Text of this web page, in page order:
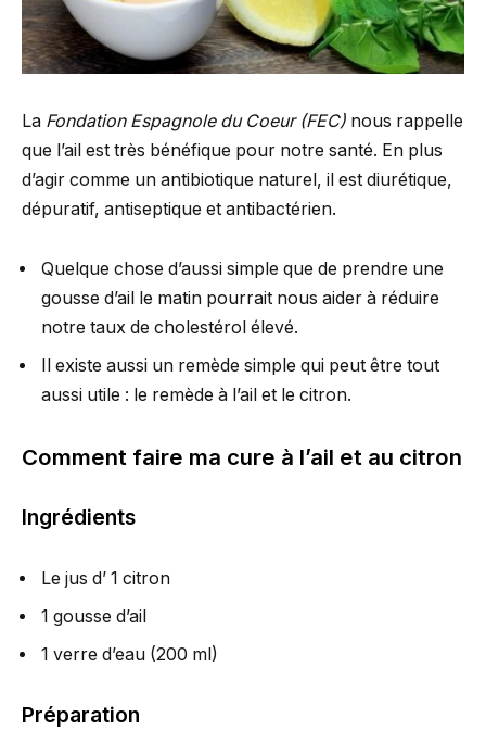
La Fondation Espagnole du Coeur (FEC) nous rappelle
que l’ail est très bénéfique pour notre santé. En plus
d’agir comme un antibiotique naturel, il est diurétique,
dépuratif, antiseptique et antibactérien.
Quelque chose d’aussi simple que de prendre une
gousse d’ail le matin pourrait nous aider à réduire
notre taux de cholestérol élevé.
Il existe aussi un remède simple qui peut être tout
aussi utile : le remède à l’ail et le citron.
Comment faire ma cure à l’ail et au citron
Ingrédients
Le jus d’ 1 citron
1 gousse d’ail
1 verre d’eau (200 ml)
Préparation